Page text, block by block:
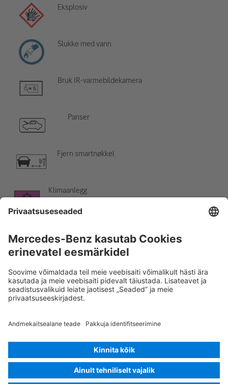
Eksplosiv
Slukke med vann
Bruk IR-varmebildekamera
Panser
Fjern smartnøkkel
Klimaanlegg
254.609
© 2026Mercedes-Benz AG
Pakkuja tähistus
Küpsiste seadistused